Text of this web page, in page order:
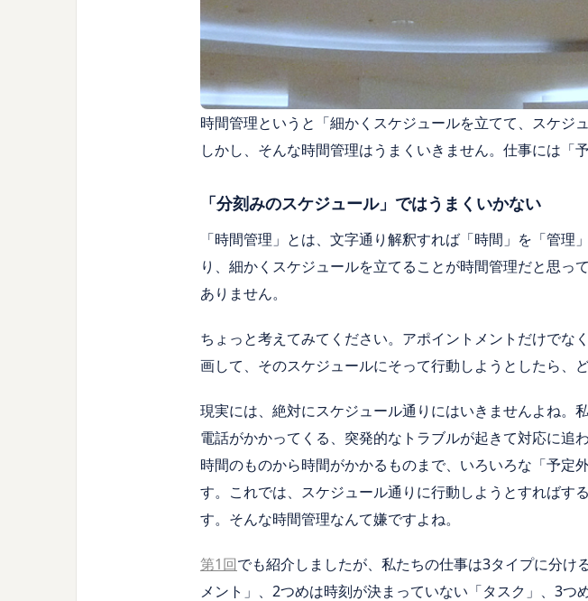
時間管理というと「細かくスケジュールを立てて、スケジ
しかし、そんな時間管理はうまくいきません。仕事には「
「分刻みのスケジュール」ではうまくいかない
「時間管理」とは、文字通り解釈すれば「時間」を「管
り、細かくスケジュールを立てることが時間管理だと思
ありません。
ちょっと考えてみてください。アポイントメントだけで
画して、そのスケジュールにそって行動しようとしたら、
現実には、絶対にスケジュール通りにはいきませんよね。
電話がかかってくる、突発的なトラブルが起きて対応に
時間のものから時間がかかるものまで、いろいろな「予定
す。これでは、スケジュール通りに行動しようとすればす
す。そんな時間管理なんて嫌ですよね。
第1回でも紹介しましたが、私たちの仕事は3タイプに分け
メント」、 2つめは時刻が決まっていない「タスク」、 3つ